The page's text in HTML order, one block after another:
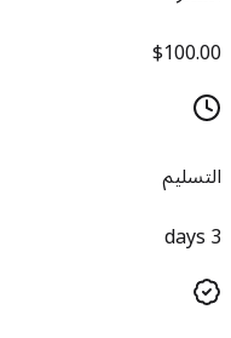
$100.00
التسليم
3 days